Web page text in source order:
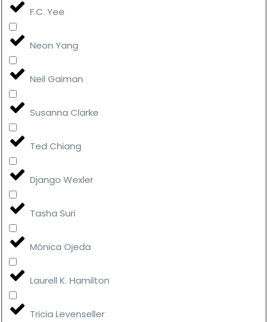
F.C. Yee
Neon Yang
Neil Gaiman
Susanna Clarke
Ted Chiang
Django Wexler
Tasha Suri
Mónica Ojeda
Laurell K. Hamilton
Tricia Levenseller